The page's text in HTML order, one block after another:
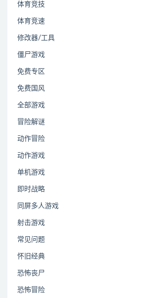
体育竞技
体育竞速
修改器/工具
僵尸游戏
免费专区
免费国风
全部游戏
冒险解谜
动作冒险
动作游戏
单机游戏
即时战略
同屏多人游戏
射击游戏
常见问题
怀旧经典
恐怖丧尸
恐怖冒险